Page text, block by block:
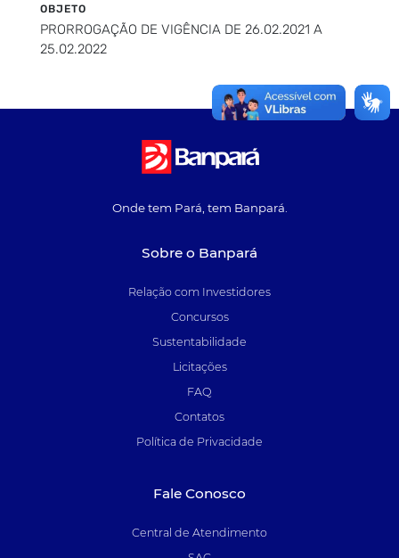
OBJETO
PRORROGAÇÃO DE VIGÊNCIA DE 26.02.2021 A
25.02.2022
Onde tem Pará, tem Banpará.
Sobre o Banpará
Relação com Investidores
Concursos
Sustentabilidade
Licitações
FAQ
Contatos
Política de Privacidade
Fale Conosco
Central de Atendimento